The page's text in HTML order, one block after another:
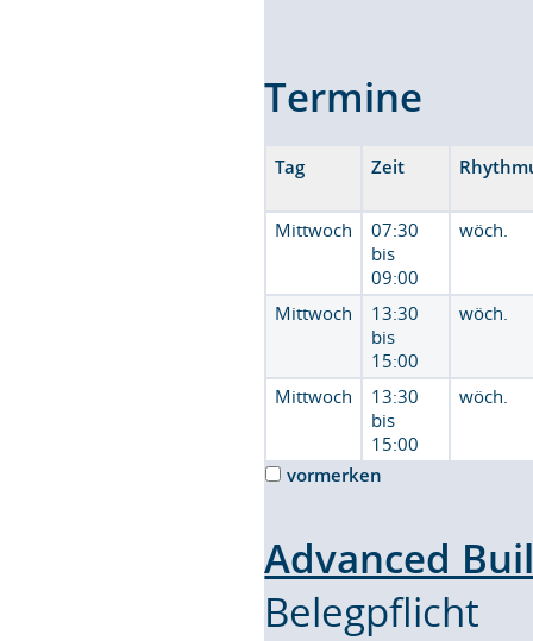
Termine
Tag Zeit
Mittwoch
07:30
bis
09:00
wöch.
Mittwoch
13:30
bis
15:00
wöch.
Mittwoch
13:30
bis
15:00
wöch.
vormerken
Advanced
Belegpflicht